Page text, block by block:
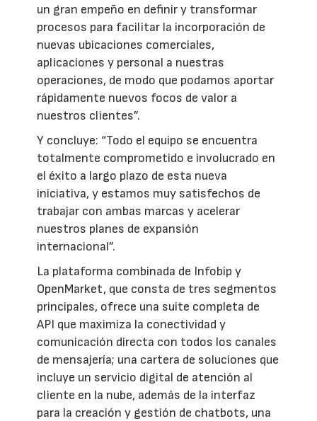
un gran empeño en definir y transformar
procesos para facilitar la incorporación de
nuevas ubicaciones comerciales,
aplicaciones y personal a nuestras
operaciones, de modo que podamos aportar
rápidamente nuevos focos de valor a
nuestros clientes”.
Y concluye: “Todo el equipo se encuentra
totalmente comprometido e involucrado en
el éxito a largo plazo de esta nueva
iniciativa, y estamos muy satisfechos de
trabajar con ambas marcas y acelerar
nuestros planes de expansión
internacional”.
La plataforma combinada de Infobip y
OpenMarket, que consta de tres segmentos
principales, ofrece una suite completa de
API que maximiza la conectividad y
comunicación directa con todos los canales
de mensajería; una cartera de soluciones que
incluye un servicio digital de atención al
cliente en la nube, además de la interfaz
para la creación y gestión de chatbots, una